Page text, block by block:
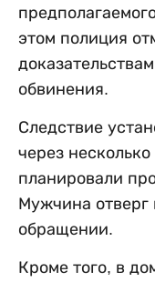
этом полиция
обвинения.
Следствие
через
планировали
Мужчина отверг
обращении.
Кроме того, в